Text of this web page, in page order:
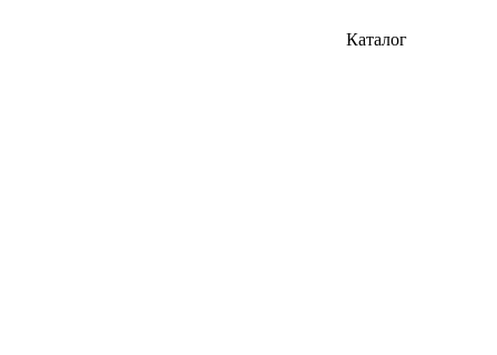
Каталог